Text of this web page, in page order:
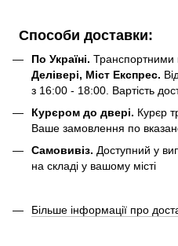
Способи доставки:
По Україні. Транспортними
Делівері, Міст Експрес.
з 16:00 - 18:00. Вартість
Курєром до двері. Курєр
Ваше замовлення по
Самовивіз. Доступний у
на складі у вашому місті
Більше інформації про